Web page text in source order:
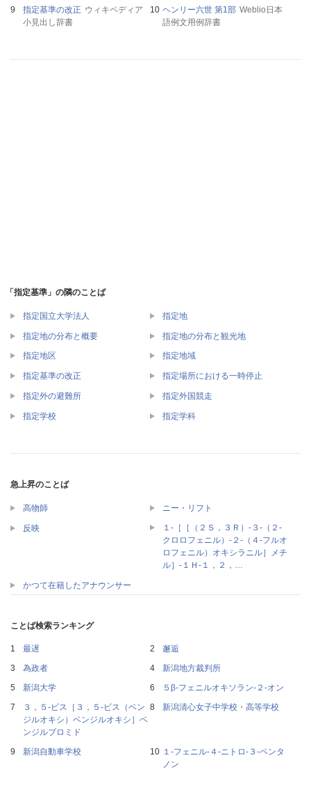
指定基準の改正 ウィキペディア
小見出し辞書
ヘンリー六世 第1部 Weblio日本
語例文用例辞書
「指定基準」の隣のことば
指定国立大学法人 指定地
指定地の分布と概要 指定地の分布と観光地
指定地区 指定地域
指定基準の改正 指定場所における一時停止
指定外の避難所 指定外国競走
指定学校 指定学科
急上昇のことば
高物師 ニー・リフト
反映
１‐［［（２Ｓ，３Ｒ）‐３‐（２‐
クロロフェニル）‐２‐（４‐フルオ
ロフェニル）オキシラニル］メチ
ル］‐１Ｈ‐１，２，…
かつて在籍したアナウンサー
ことば検索ランキング
最遅
邂逅
為政者
新潟地方裁判所
新潟大学
５β‐フェニルオキソラン‐２‐オン
３，５‐ビス［３，５‐ビス（ベン
ジルオキシ）ベンジルオキシ］ベ
ンジルブロミド
新潟清心女子中学校・高等学校
新潟自動車学校
１‐フェニル‐４‐ニトロ‐３‐ペンタ
ノン